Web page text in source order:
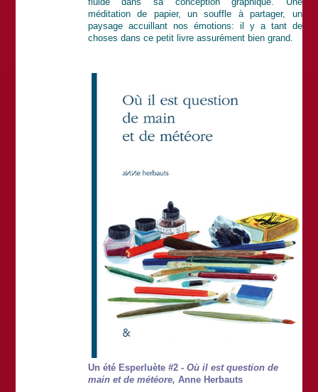
méditation de papier, un souffle à partager, un
paysage accuillant nos émotions: il y a tant de
choses dans ce petit livre assurément bien grand.
Un été Esperluète #2 - Où il est question de
main et de météore, Anne Herbauts